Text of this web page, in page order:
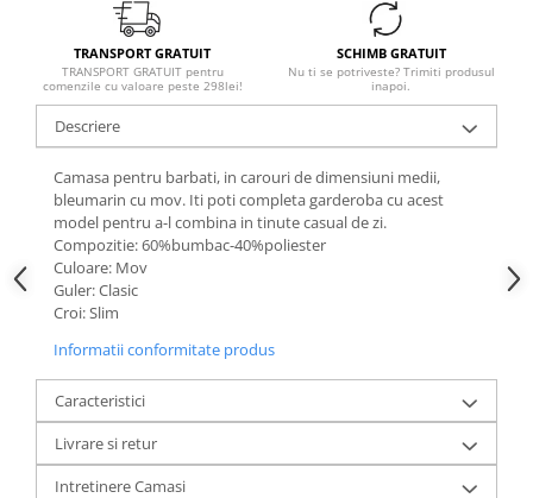
TRANSPORT GRATUIT
TRANSPORT GRATUIT pentru
comenzile cu valoare peste 298lei!
SCHIMB GRATUIT
Nu ti se potriveste? Trimiti produsul
inapoi.
Descriere
Camasa pentru barbati, in carouri de dimensiuni medii,
bleumarin cu mov. Iti poti completa garderoba cu acest
model pentru a-l combina in tinute casual de zi.
Compozitie: 60%bumbac-40%poliester
Culoare: Mov
Guler: Clasic
Croi: Slim
Informatii conformitate produs
Caracteristici
Livrare si retur
Intretinere Camasi